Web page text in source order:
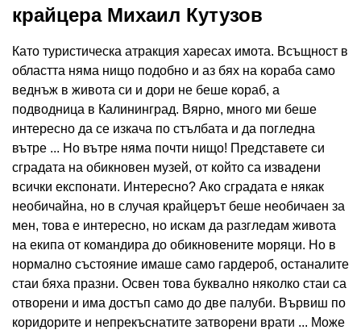
крайцера Михаил Кутузов
Като туристическа атракция харесах имота. Всъщност в
областта няма нищо подобно и аз бях на кораба само
веднъж в живота си и дори не беше кораб, а
подводница в Калининград. Вярно, много ми беше
интересно да се изкача по стълбата и да погледна
вътре ... Но вътре няма почти нищо! Представете си
сградата на обикновен музей, от който са извадени
всички експонати. Интересно? Ако сградата е някак
необичайна, но в случая крайцерът беше необичаен за
мен, това е интересно, но искам да разгледам живота
на екипа от командира до обикновените моряци. Но в
нормално състояние имаше само гардероб, останалите
стаи бяха празни. Освен това буквално няколко стаи са
отворени и има достъп само до две палуби. Вървиш по
коридорите и непрекъснатите затворени врати ... Може